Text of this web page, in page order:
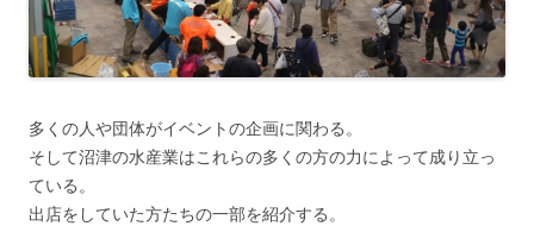
多くの人や団体がイベントの企画に関わる。
そして沼津の水産業はこれらの多くの方の力によって成り立っ
ている。
出店をしていた方たちの一部を紹介する。